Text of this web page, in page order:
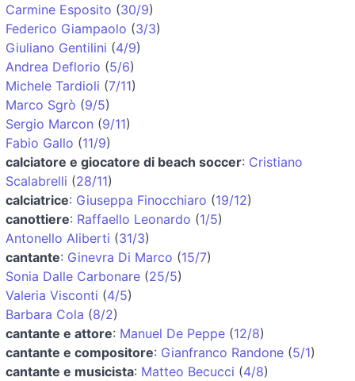
Carmine Esposito (30/9)
Federico Giampaolo (3/3)
Giuliano Gentilini (4/9)
Andrea Deflorio (5/6)
Michele Tardioli (7/11)
Marco Sgrò (9/5)
Sergio Marcon (9/11)
Fabio Gallo (11/9)
calciatore e giocatore di beach soccer: Cristiano
Scalabrelli (28/11)
calciatrice: Giuseppa Finocchiaro (19/12)
canottiere: Raffaello Leonardo (1/5)
Antonello Aliberti (31/3)
cantante: Ginevra Di Marco (15/7)
Sonia Dalle Carbonare (25/5)
Valeria Visconti (4/5)
Barbara Cola (8/2)
cantante e attore: Manuel De Peppe (12/8)
cantante e compositore: Gianfranco Randone (5/1)
cantante e musicista: Matteo Becucci (4/8)